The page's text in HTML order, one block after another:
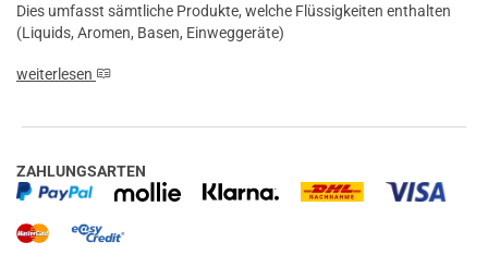
Dies umfasst sämtliche Produkte, welche Flüssigkeiten enthalten
(Liquids, Aromen, Basen, Einweggeräte)
weiterlesen
ZAHLUNGSARTEN